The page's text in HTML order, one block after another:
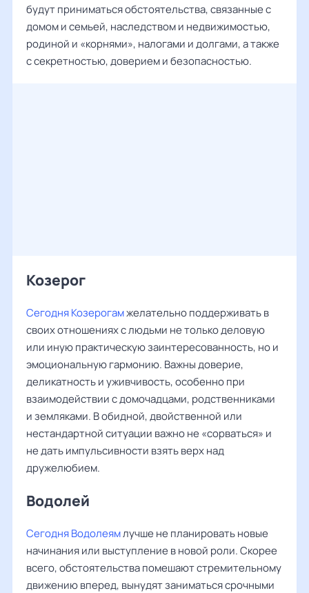
будут приниматься обстоятельства, связанные с
домом и семьей, наследством и недвижимостью,
родиной и «корнями», налогами и долгами, а также
с секретностью, доверием и безопасностью.
Козерог
Сегодня Козерогамжелательно поддерживать в
своих отношениях с людьми не только деловую
или иную практическую заинтересованность, но и
эмоциональную гармонию. Важны доверие,
деликатность и уживчивость, особенно при
взаимодействии с домочадцами, родственниками
и земляками. В обидной, двойственной или
нестандартной ситуации важно не «сорваться» и
не дать импульсивности взять верх над
дружелюбием.
Водолей
Сегодня Водолеямлучше не планировать новые
начинания или выступление в новой роли. Скорее
всего, обстоятельства помешают стремительному
движению вперед, вынудят заниматься срочными